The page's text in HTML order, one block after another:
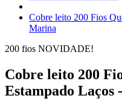
Cobre leito 200 Fios
Marina
200 fios NOVIDADE!
Cobre leito 200
Estampado Laços